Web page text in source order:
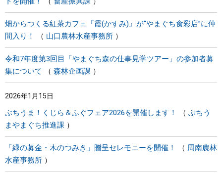
畑からつくる紅茶カフェ『霞(かすみ)』が“やまぐち食彩店”に仲
間入り！
山口農林水産事務所
令和7年度第3回目「やまぐち森の仕事見学ツアー」の参加者募
集について
森林企画課
2026年1月15日
ぶちうま！くじら＆ふぐフェア2026を開催します！
ぶちう
まやまぐち推進課
「緑の募金・木のつみき」贈呈セレモニーを開催！
周南農林
水産事務所